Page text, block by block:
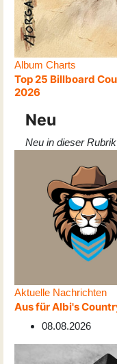
Album Charts
Top 25 Billboard
2026
Neu
Neu in dieser Rubrik
Aktuelle Nachrichten
Aus für Albi's
08.08.2026